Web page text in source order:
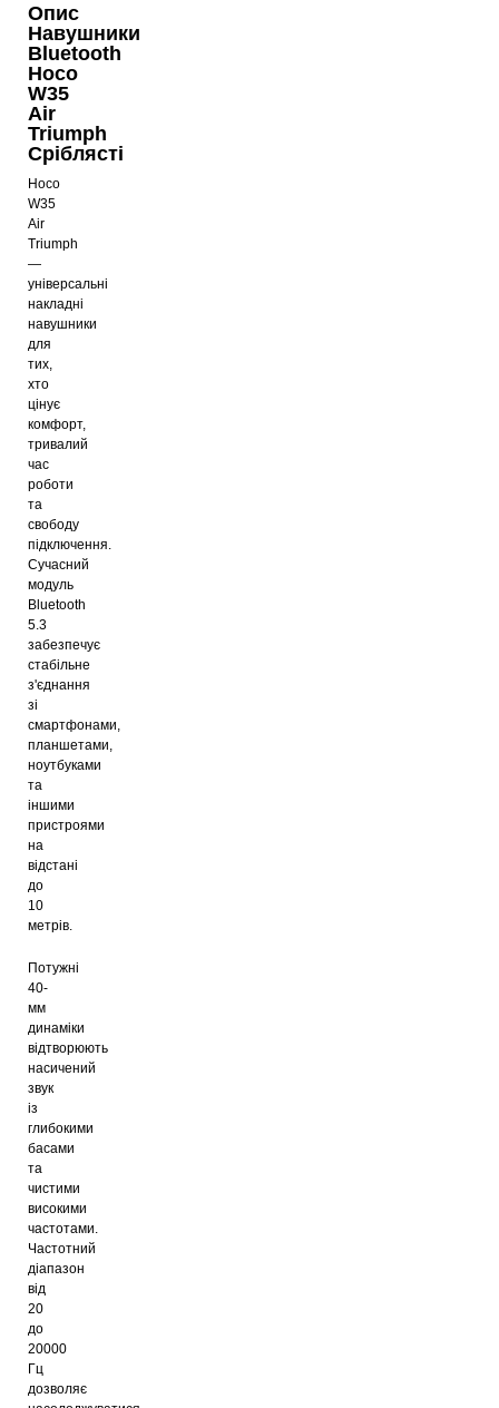
Опис
Навушники
Bluetooth
Hoco
W35
Air
Triumph
Сріблясті
Hoco
W35
Air
Triumph
—
універсальні
накладні
навушники
для
тих,
хто
цінує
комфорт,
тривалий
час
роботи
та
свободу
підключення.
Сучасний
модуль
Bluetooth
5.3
забезпечує
стабільне
з'єднання
зі
смартфонами,
планшетами,
ноутбуками
та
іншими
пристроями
на
відстані
до
10
метрів.
Потужні
40-
мм
динаміки
відтворюють
насичений
звук
із
глибокими
басами
та
чистими
високими
частотами.
Частотний
діапазон
від
20
до
20000
Гц
дозволяє